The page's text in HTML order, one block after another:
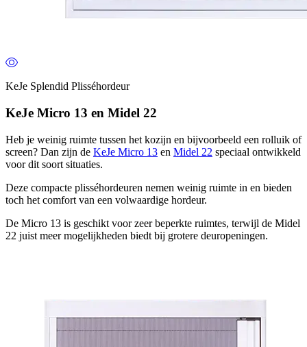
KeJe Splendid Plisséhordeur
KeJe Micro 13 en Midel 22
Heb je weinig ruimte tussen het kozijn en bijvoorbeeld een rolluik of
screen? Dan zijn de KeJe Micro 13 en Midel 22 speciaal ontwikkeld
voor dit soort situaties.
Deze compacte plisséhordeuren nemen weinig ruimte in en bieden
toch het comfort van een volwaardige hordeur.
De Micro 13 is geschikt voor zeer beperkte ruimtes, terwijl de Midel
22 juist meer mogelijkheden biedt bij grotere deuropeningen.